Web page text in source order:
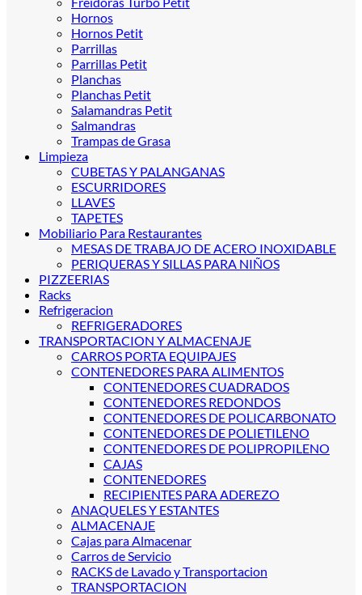
Hornos
Hornos Petit
Parrillas
Parrillas Petit
Planchas
Planchas Petit
Salamandras Petit
Salmandras
Trampas de Grasa
Limpieza
CUBETAS Y PALANGANAS
ESCURRIDORES
LLAVES
TAPETES
Mobiliario Para Restaurantes
MESAS DE TRABAJO DE ACERO INOXIDABLE
PERIQUERAS Y SILLAS PARA NIÑOS
PIZZEERIAS
Racks
Refrigeracion
REFRIGERADORES
TRANSPORTACION Y ALMACENAJE
CARROS PORTA EQUIPAJES
CONTENEDORES PARA ALIMENTOS
CONTENEDORES CUADRADOS
CONTENEDORES REDONDOS
CONTENEDORES DE POLICARBONATO
CONTENEDORES DE POLIETILENO
CONTENEDORES DE POLIPROPILENO
CAJAS
CONTENEDORES
RECIPIENTES PARA ADEREZO
ANAQUELES Y ESTANTES
ALMACENAJE
Cajas para Almacenar
Carros de Servicio
RACKS de Lavado y Transportacion
TRANSPORTACION